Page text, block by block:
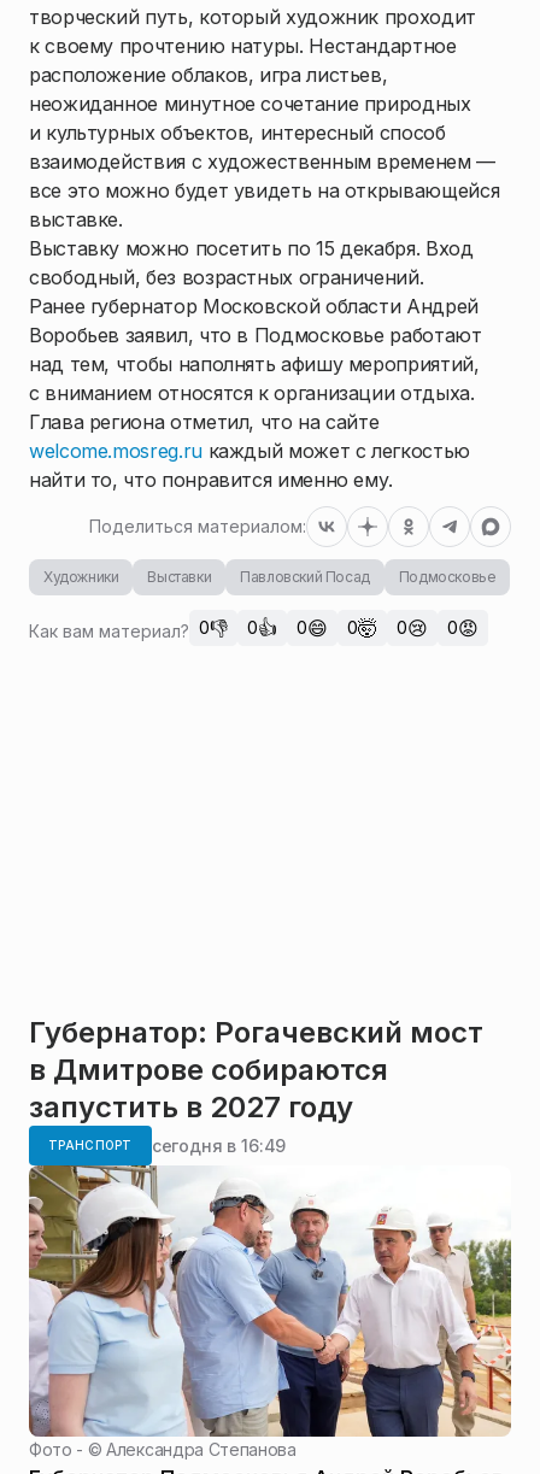
творческий путь, который художник проходит
к своему прочтению натуры. Нестандартное
расположение облаков, игра листьев,
неожиданное минутное сочетание природных
и культурных объектов, интересный способ
взаимодействия с художественным временем —
все это можно будет увидеть на открывающейся
выставке.
Выставку можно посетить по 15 декабря. Вход
свободный, без возрастных ограничений.
Ранее губернатор Московской области Андрей
Воробьев заявил, что в Подмосковье работают
над тем, чтобы наполнять афишу мероприятий,
с вниманием относятся к организации отдыха.
Глава региона отметил, что на сайте
welcome.mosreg.ruкаждый может с легкостью
найти то, что понравится именно ему.
Поделиться материалом:
Художники Выставки Павловский Посад Подмосковье
Как вам материал? 0👎 0👍 0😄 0🤯 0😢 0😡
Губернатор: Рогачевский мост
в Дмитрове собираются
запустить в 2027 году
ТРАНСПОРТ сегодня в 16:49
Фото - ©Александра Степанова